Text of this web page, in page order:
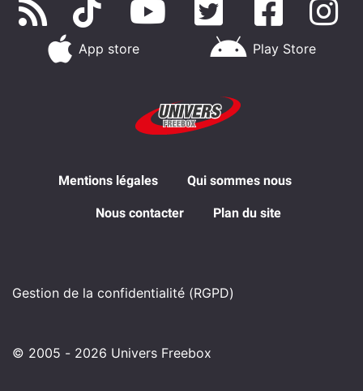
App store Play Store
Mentions légales Qui sommes nous
Nous contacter Plan du site
Gestion de la confidentialité (RGPD)
© 2005 - 2026 Univers Freebox